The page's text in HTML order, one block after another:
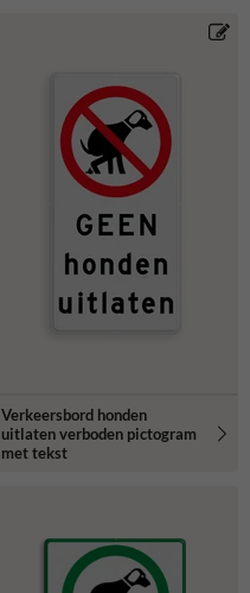
Verkeersbord honden
uitlaten verboden pictogram
met tekst